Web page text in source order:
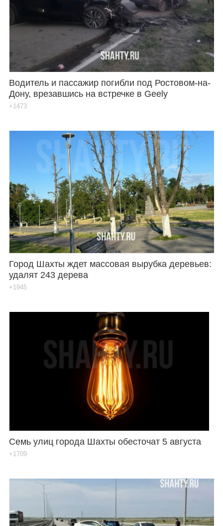
Водитель и пассажир погибли под Ростовом-на-
Дону, врезавшись на встречке в Geely
+1473
Город Шахты ждет массовая вырубка деревьев:
удалят 243 дерева
+1945
Семь улиц города Шахты обесточат 5 августа
+1709